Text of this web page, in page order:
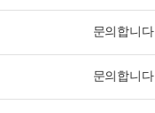
문의합니다
문의합니다